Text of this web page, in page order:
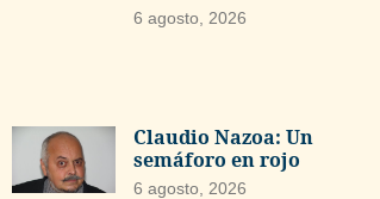
6 agosto, 2026
Claudio Nazoa: Un
semáforo en rojo
6 agosto, 2026